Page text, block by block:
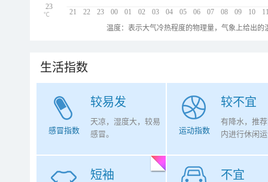
21 22 23 00 01 02 03 04 05 06 07 08 09 10
23
℃
温度：表示大气冷热程度的物理量，气象上给出
生活指数
较易发
感冒指数
天凉，湿度大，较易
感冒。
较不宜
运动指数
有降水，推
内进行休闲
短袖 不宜